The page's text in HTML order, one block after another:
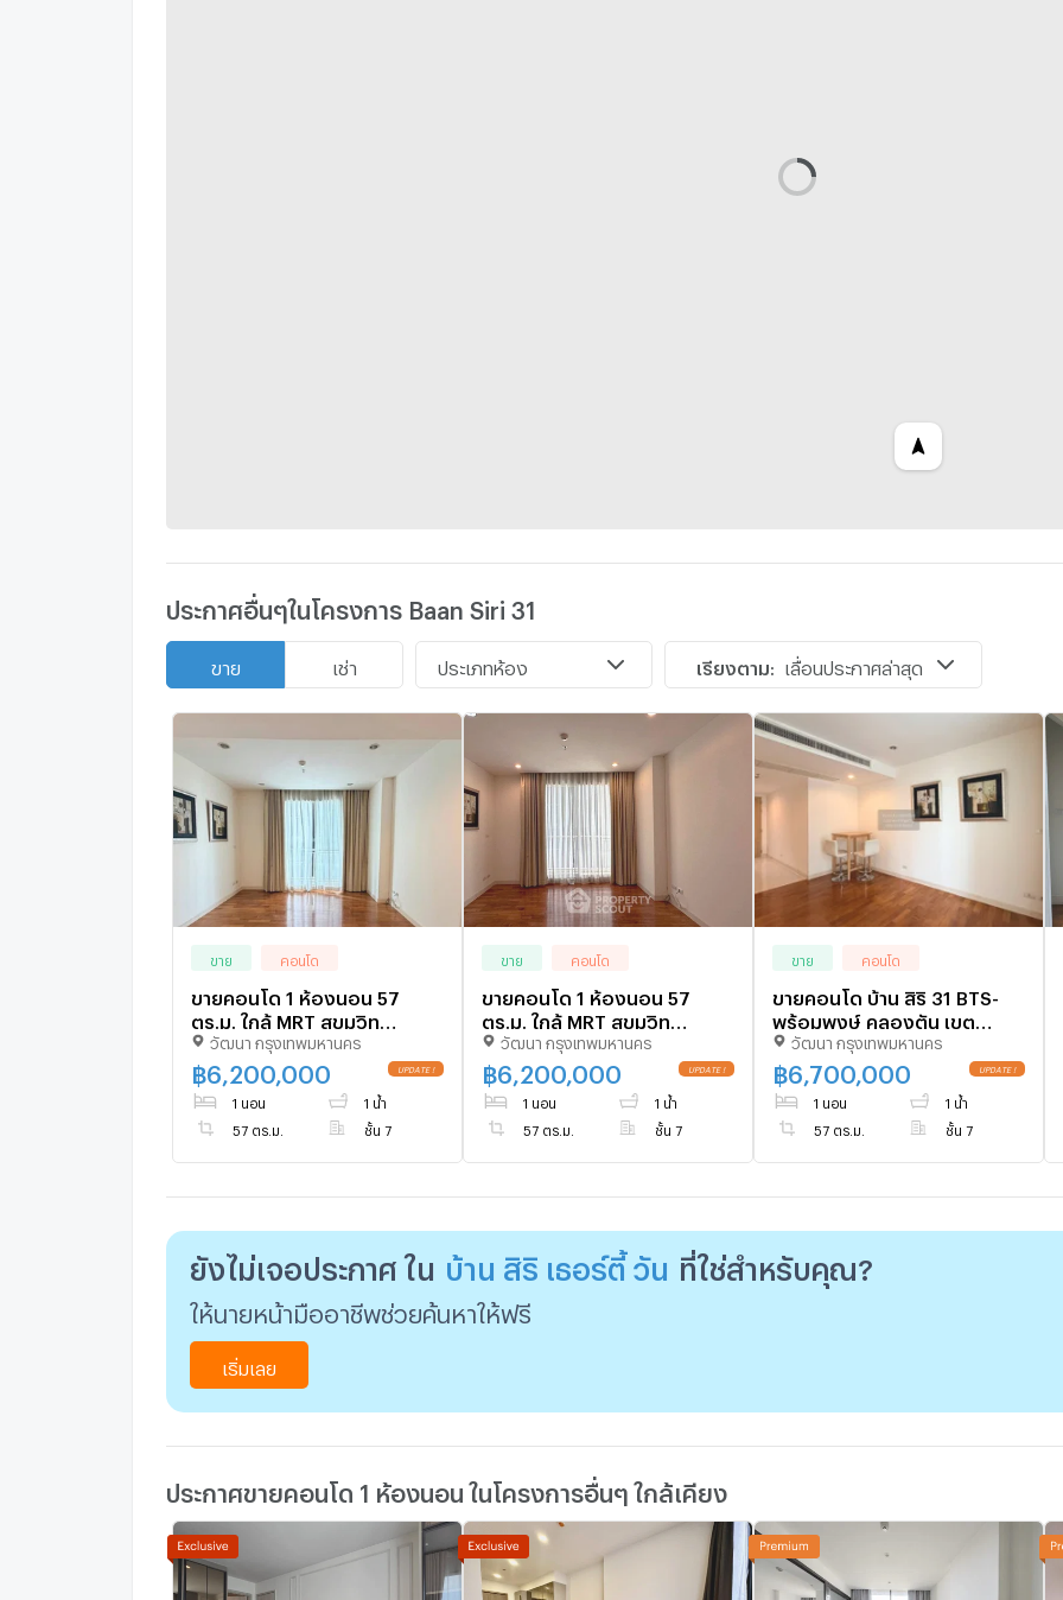
ประกาศอื่นๆในโครงการ Baan Siri 31
ขาย เช่า ประเภทห้อง เรียงตาม: เลื่อนประกาศล่าสุด
ขาย คอนโด
ขายคอนโด 1 ห้องนอน 57
ตร.ม. ใกล้ MRT สุขุมวิท
โครงการ บ้านสิริ 31
คอนโดมิเนียม (ID 3115773)
วัฒนา กรุงเทพมหานคร
฿6,200,000 UPDATE !
1 นอน 1 น้ำ
57 ตร.ม. ชั้น 7
ขาย คอนโด
ขายคอนโด 1 ห้องนอน 57
ตร.ม. ใกล้ MRT สุขุมวิท
โครงการบ้านสิริ 31 (ID
3124275)
วัฒนา กรุงเทพมหานคร
฿6,200,000 UPDATE !
1 นอน 1 น้ำ
57 ตร.ม. ชั้น 7
ขาย คอนโด
ขายคอนโด บ้าน สิริ 31 BTS-
พร้อมพงษ์ คลองตัน เขต
คลองเตย กรุงเทพ CX-
156095 ✅ ทักไลน์
@connexproperty ตอบทันที
ทีมงานมืออาชีพ ✅
วัฒนา กรุงเทพมหานคร
฿6,700,000 UPDATE !
1 นอน 1 น้ำ
57 ตร.ม. ชั้น 7
ยังไม่เจอประกาศ ใน บ้าน สิริ เธอร์ตี้ วัน ที่ใช่สำหรับคุณ?
ให้นายหน้ามืออาชีพช่วยค้นหาให้ฟรี
เริ่มเลย
ประกาศขายคอนโด 1 ห้องนอน ในโครงการอื่นๆ ใกล้เคียง